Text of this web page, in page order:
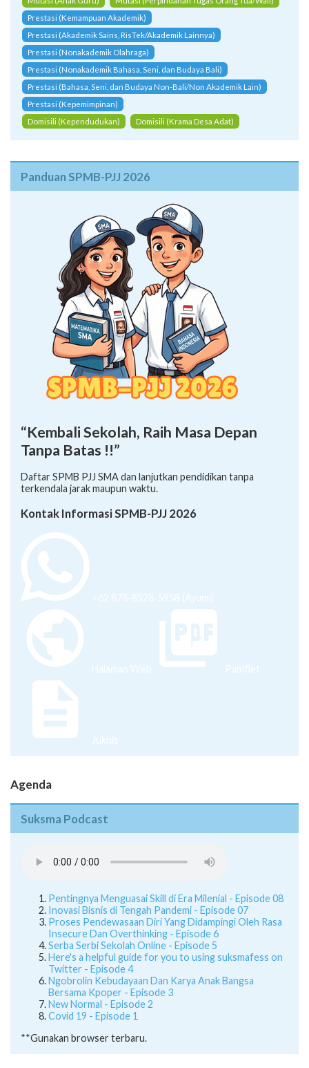
Prestasi (Kemampuan Akademik)
Prestasi (Akademik Sains, RisTek/Akademik Lainnya)
Prestasi (Nonakademik Olahraga)
Prestasi (Nonakademik Bahasa, Seni, dan Budaya Bali)
Prestasi (Bahasa, Seni, dan Budaya Non-Bali/Non Akademik Lain)
Prestasi (Kepemimpinan)
Domisili (Kependudukan)
Domisili (Krama Desa Adat)
Panduan SPMB-PJJ 2026
“Kembali Sekolah, Raih Masa Depan
Tanpa Batas !!”
Daftar SPMB PJJ SMA dan lanjutkan pendidikan tanpa
terkendala jarak maupun waktu.
Kontak Informasi SPMB-PJJ 2026
+62 878-8528-5958 (Ayumi)
Halaman Web Pamflet
Juknis
Agenda
Suksma Podcast
Pentingnya Menguasai Skill di Era Milenial - Episode 08
Inovasi Bisnis di Tengah Pandemi - Episode 07
Proses Pendewasaan Diri Yang Didampingi Oleh Rasa
Insecure Dan Overthinking - Episode 6
Serba Serbi Sekolah Online - Episode 5
Here's a helpful guide for you to using suksmafess on
Twitter - Episode 4
Ngobrolin Kebudayaan Dan Karya Anak Bangsa
Bersama Kpoper - Episode 3
New Normal - Episode 2
Covid 19 - Episode 1
**Gunakan browser terbaru.